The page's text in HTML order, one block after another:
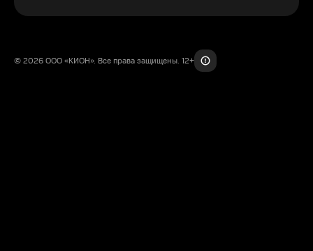
© 2026 ООО «КИОН». Все права защищены. 12+